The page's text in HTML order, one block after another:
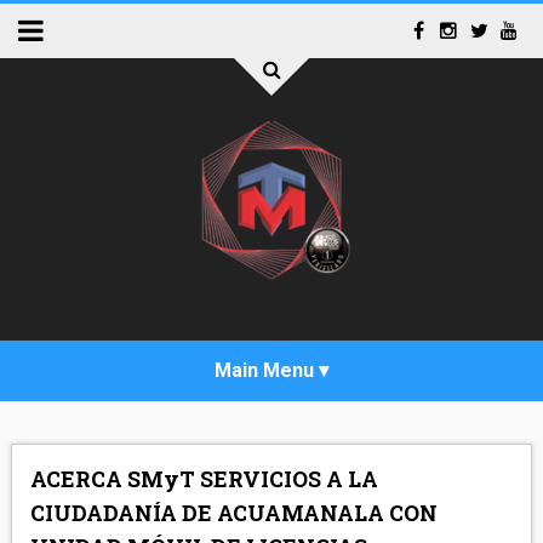
ACERCA SMyT SERVICIOS A LA
CIUDADANÍA DE ACUAMANALA CON